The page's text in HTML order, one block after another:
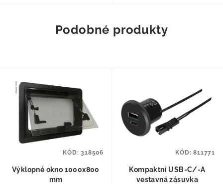
Podobné produkty
Výklopné okno 1000x800
mm
KÓD:318506
Kompaktní USB-C/-A
vestavná zásuvka
KÓD:811771